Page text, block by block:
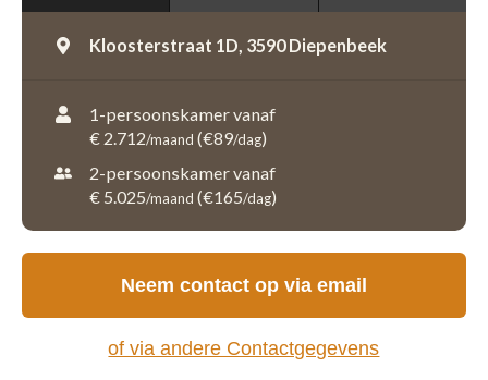
Kloosterstraat 1D, 3590 Diepenbeek
1-persoonskamer vanaf
€ 2.712/maand (€89/dag)
2-persoonskamer vanaf
€ 5.025/maand (€165/dag)
Neem contact op via email
of via andere Contactgegevens